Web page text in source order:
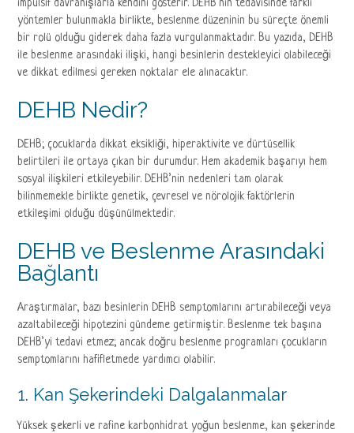
impulsif davranışlarla kendini gösterir. DEHB’nin tedavisinde farklı
yöntemler bulunmakla birlikte, beslenme düzeninin bu süreçte önemli
bir rolü olduğu giderek daha fazla vurgulanmaktadır. Bu yazıda, DEHB
ile beslenme arasındaki ilişki, hangi besinlerin destekleyici olabileceği
ve dikkat edilmesi gereken noktalar ele alınacaktır.
DEHB Nedir?
DEHB; çocuklarda dikkat eksikliği, hiperaktivite ve dürtüsellik
belirtileri ile ortaya çıkan bir durumdur. Hem akademik başarıyı hem
sosyal ilişkileri etkileyebilir. DEHB’nin nedenleri tam olarak
bilinmemekle birlikte genetik, çevresel ve nörolojik faktörlerin
etkileşimi olduğu düşünülmektedir.
DEHB ve Beslenme Arasındaki
Bağlantı
Araştırmalar, bazı besinlerin DEHB semptomlarını artırabileceği veya
azaltabileceği hipotezini gündeme getirmiştir. Beslenme tek başına
DEHB’yi tedavi etmez; ancak doğru beslenme programları çocukların
semptomlarını hafifletmede yardımcı olabilir.
1. Kan Şekerindeki Dalgalanmalar
Yüksek şekerli ve rafine karbonhidrat yoğun beslenme, kan şekerinde